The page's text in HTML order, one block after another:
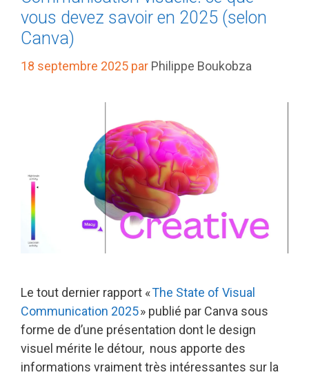
vous devez savoir en 2025 (selon
Canva)
18 septembre 2025 par Philippe Boukobza
Le tout dernier rapport «The State of Visual
Communication 2025» publié par Canva sous
forme de d’une présentation dont le design
visuel mérite le détour, nous apporte des
informations vraiment très intéressantes sur la